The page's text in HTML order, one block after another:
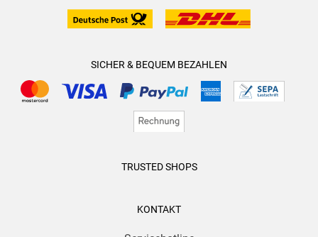
SICHER & BEQUEM BEZAHLEN
TRUSTED SHOPS
KONTAKT